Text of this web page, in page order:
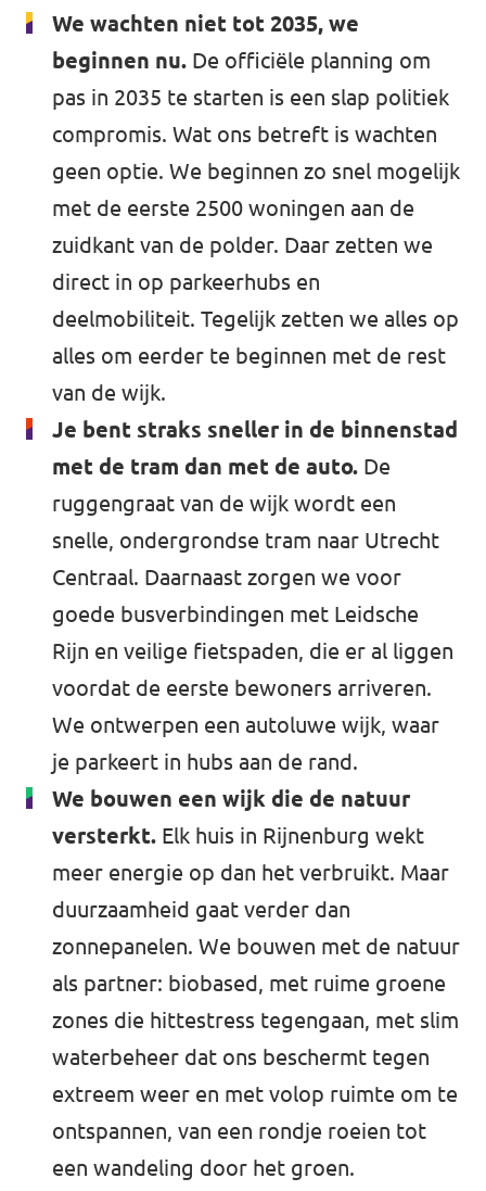
We wachten niet tot 2035, we
beginnen nu. De officiële planning om
pas in 2035 te starten is een slap politiek
compromis. Wat ons betreft is wachten
geen optie. We beginnen zo snel mogelijk
met de eerste 2500 woningen aan de
zuidkant van de polder. Daar zetten we
direct in op parkeerhubs en
deelmobiliteit. Tegelijk zetten we alles op
alles om eerder te beginnen met de rest
van de wijk.
Je bent straks sneller in de binnenstad
met de tram dan met de auto. De
ruggengraat van de wijk wordt een
snelle, ondergrondse tram naar Utrecht
Centraal. Daarnaast zorgen we voor
goede busverbindingen met Leidsche
Rijn en veilige fietspaden, die er al liggen
voordat de eerste bewoners arriveren.
We ontwerpen een autoluwe wijk, waar
je parkeert in hubs aan de rand.
We bouwen een wijk die de natuur
versterkt. Elk huis in Rijnenburg wekt
meer energie op dan het verbruikt. Maar
duurzaamheid gaat verder dan
zonnepanelen. We bouwen met de natuur
als partner: biobased, met ruime groene
zones die hittestress tegengaan, met slim
waterbeheer dat ons beschermt tegen
extreem weer en met volop ruimte om te
ontspannen, van een rondje roeien tot
een wandeling door het groen.